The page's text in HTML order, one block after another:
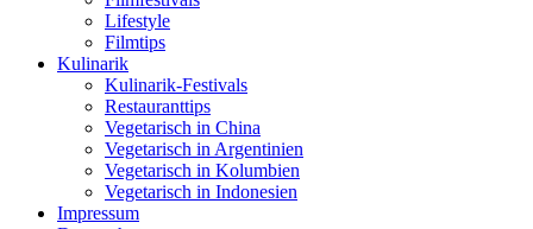
Lifestyle
Filmtips
Kulinarik
Kulinarik-Festivals
Restauranttips
Vegetarisch in China
Vegetarisch in Argentinien
Vegetarisch in Kolumbien
Vegetarisch in Indonesien
Impressum